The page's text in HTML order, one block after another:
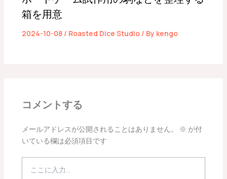
箱を用意
2024-10-08 / Roasted Dice Studio/ By kengo
コメントする
メールアドレスが公開されることはありません。 ※ が付
いている欄は必須項目です